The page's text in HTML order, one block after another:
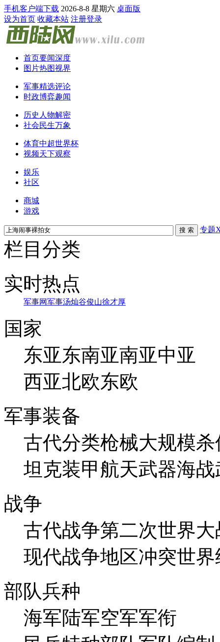
手机客户端下载 2026-8-8 星期六 桌面版
设为首页 收藏本站 注册登录
首页要闻深度
图片热图视界
军事精选评论
时政博弈趣闻
历史 人物解密
社会民生万象
体育中超世界杯
视频天下观察
娱乐
社区
商城
游戏
专题
栏目分类
实时热点
军事网军事汤灿谷俊山徐才厚
国家
东亚东南亚南亚中亚
西亚北欧东欧
军事装备
古代分类枪械大规模
坦克装甲航天武器海战
战争
古代战争第二次世界大
现代战争地区冲突世界
部队兵种
海军陆军空军军衔